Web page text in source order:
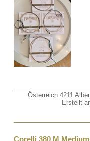
Österreich 4211
Erstellt
Corelli 380 M